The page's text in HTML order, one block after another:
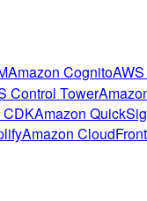
Amazon Cognito
Control Tower
CDKAmazon
Amazon CloudFront